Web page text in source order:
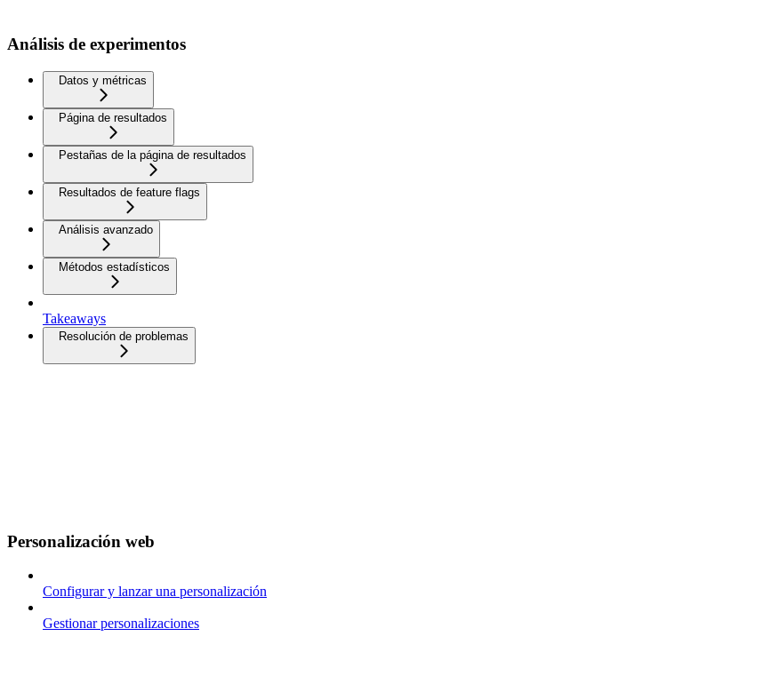
Análisis de experimentos
Datos y métricas
Página de resultados
Pestañas de la página de resultados
Resultados de feature flags
Análisis avanzado
Métodos estadísticos
Takeaways
Resolución de problemas
Personalización web
Configurar y lanzar una personalización
Gestionar personalizaciones